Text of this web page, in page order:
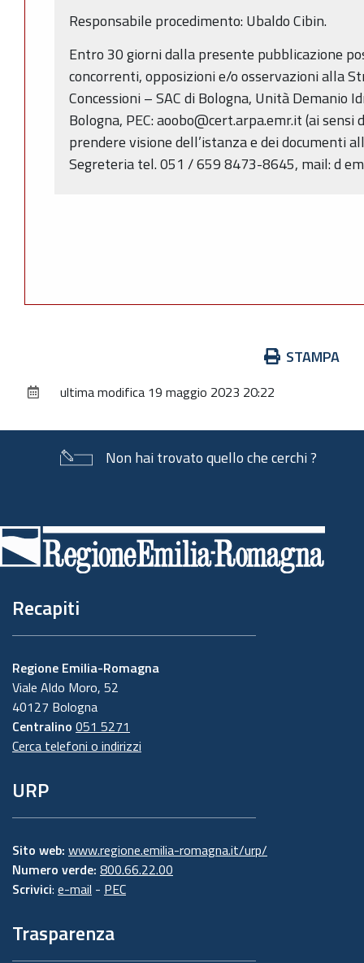
Responsabile procedimento: Ubaldo Cibin.
Entro 30 giorni dalla presente pubblicazione
concorrenti, opposizioni e/o osservazioni alla
Concessioni – SAC di Bologna, Unità Demanio
Bologna, PEC: aoobo@cert.arpa.emr.it (ai
prendere visione dell’istanza e dei documenti
Segreteria tel. 051 / 659 8473-8645, mail: d
documento
STAMPA
ultima modifica 19 maggio 2023 20:22
Non hai trovato quello che cerchi ?
di
pagina
Recapiti
Regione Emilia-Romagna
Viale Aldo Moro, 52
40127 Bologna
Centralino 051 5271
Cerca telefoni o indirizzi
URP
Sito web: www.regione.emilia-romagna.it/urp/
Numero verde: 800.66.22.00
Scrivici: e-mail - PEC
Trasparenza